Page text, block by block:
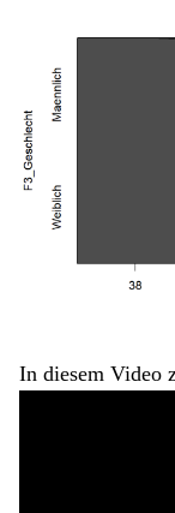
In diesem Video